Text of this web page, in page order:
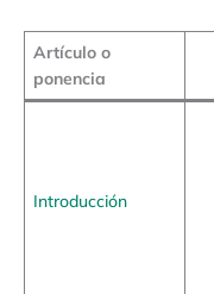
Artículo o
ponencia
Introducción